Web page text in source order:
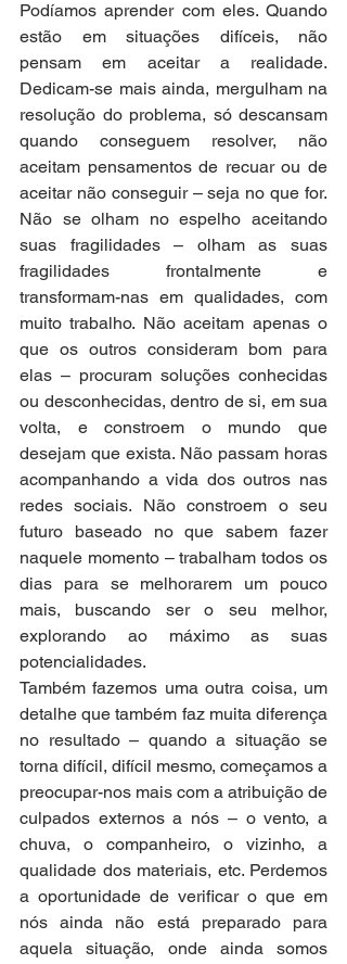
Podíamos aprender com eles. Quando
estão em situações difíceis, não
pensam em aceitar a realidade.
Dedicam-se mais ainda, mergulham na
resolução do problema, só descansam
quando conseguem resolver, não
aceitam pensamentos de recuar ou de
aceitar não conseguir – seja no que for.
Não se olham no espelho aceitando
suas fragilidades – olham as suas
fragilidades frontalmente e
transformam-nas em qualidades, com
muito trabalho. Não aceitam apenas o
que os outros consideram bom para
elas – procuram soluções conhecidas
ou desconhecidas, dentro de si, em sua
volta, e constroem o mundo que
desejam que exista. Não passam horas
acompanhando a vida dos outros nas
redes sociais. Não constroem o seu
futuro baseado no que sabem fazer
naquele momento – trabalham todos os
dias para se melhorarem um pouco
mais, buscando ser o seu melhor,
explorando ao máximo as suas
potencialidades.
Também fazemos uma outra coisa, um
detalhe que também faz muita diferença
no resultado – quando a situação se
torna difícil, difícil mesmo, começamos a
preocupar-nos mais com a atribuição de
culpados externos a nós – o vento, a
chuva, o companheiro, o vizinho, a
qualidade dos materiais, etc. Perdemos
a oportunidade de verificar o que em
nós ainda não está preparado para
aquela situação, onde ainda somos